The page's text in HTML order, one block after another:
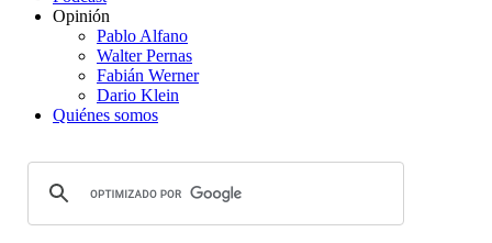
Opinión
Pablo Alfano
Walter Pernas
Fabián Werner
Dario Klein
Quiénes somos